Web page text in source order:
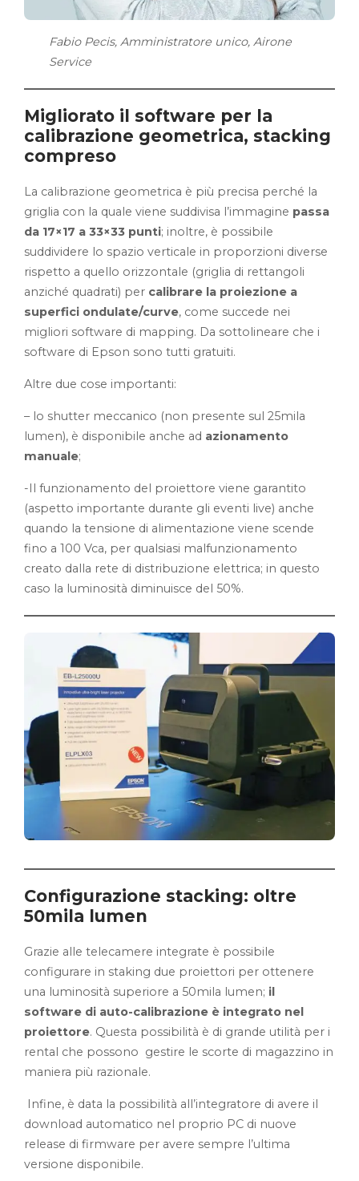
Fabio Pecis, Amministratore unico, Airone
Service
Migliorato il software per la
calibrazione geometrica, stacking
compreso
La calibrazione geometrica è più precisa perché la
griglia con la quale viene suddivisa l’immagine passa
da 17×17 a 33×33 punti; inoltre, è possibile
suddividere lo spazio verticale in proporzioni diverse
rispetto a quello orizzontale (griglia di rettangoli
anziché quadrati) per calibrare la proiezione a
superfici ondulate/curve, come succede nei
migliori software di mapping. Da sottolineare che i
software di Epson sono tutti gratuiti.
Altre due cose importanti:
– lo shutter meccanico (non presente sul 25mila
lumen), è disponibile anche ad azionamento
manuale;
-Il funzionamento del proiettore viene garantito
(aspetto importante durante gli eventi live) anche
quando la tensione di alimentazione viene scende
fino a 100 Vca, per qualsiasi malfunzionamento
creato dalla rete di distribuzione elettrica; in questo
caso la luminosità diminuisce del 50%.
Configurazione stacking: oltre
50mila lumen
Grazie alle telecamere integrate è possibile
configurare in staking due proiettori per ottenere
una luminosità superiore a 50mila lumen; il
software di auto-calibrazione è integrato nel
proiettore. Questa possibilità è di grande utilità per i
rental che possono gestire le scorte di magazzino in
maniera più razionale.
Infine, è data la possibilità all’integratore di avere il
download automatico nel proprio PC di nuove
release di firmware per avere sempre l’ultima
versione disponibile.